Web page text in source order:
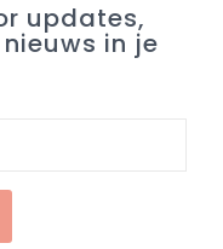
updates,
in je